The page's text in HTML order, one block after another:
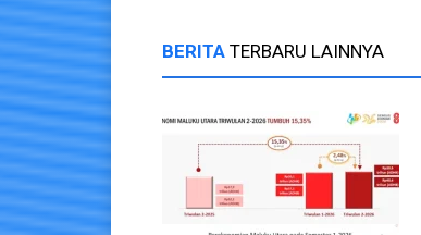
BERITA TERBARU LAINNYA